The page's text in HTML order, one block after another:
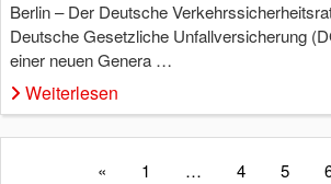
Berlin – Der Deutsche
Deutsche Gesetzliche Unfallversicherung
einer neuen Genera …
Weiterlesen
« 1 … 4 5